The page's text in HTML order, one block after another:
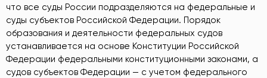
что все суды России подразделяются на федеральные и
суды субъектов Российской Федерации. Порядок
образования и деятельности федеральных судов
устанавливается на основе Конституции Российской
Федерации федеральными конституционными законами, а
судов субъектов Федерации — с учетом федерального